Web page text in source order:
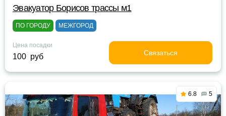
Эвакуатор Борисов трассы м1
ПО ГОРОДУ МЕЖГОРОД
Цена посадки
100 руб Связаться
6.8 5